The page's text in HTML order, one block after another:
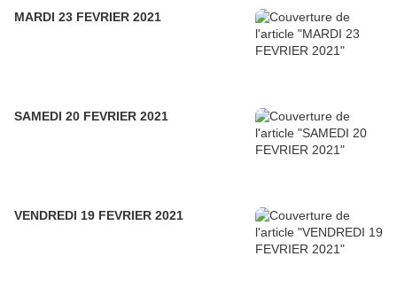
MARDI 23 FEVRIER 2021
SAMEDI 20 FEVRIER 2021
VENDREDI 19 FEVRIER 2021